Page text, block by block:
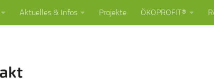
Aktuelles & Infos Projekte ÖKOPROFIT®